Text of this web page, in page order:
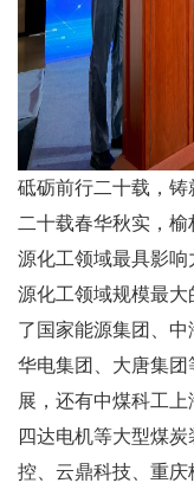
砥砺前行二十载，铸
二十载春华秋实，
源化工领域最具影
源化工领域规模最大
了国家能源集团、中
华电集团、大唐集
展，还有中煤科工
四达电机等大型煤
控、云鼎科技、重